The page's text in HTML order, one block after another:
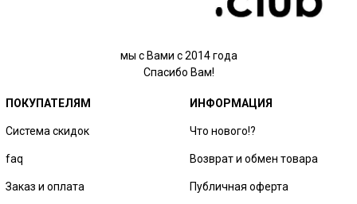
мы с Вами с 2014 года
Спасибо Вам!
ПОКУПАТЕЛЯМ
Система скидок
faq
Заказ и оплата
ИНФОРМАЦИЯ
Что нового!?
Возврат и обмен товара
Публичная оферта